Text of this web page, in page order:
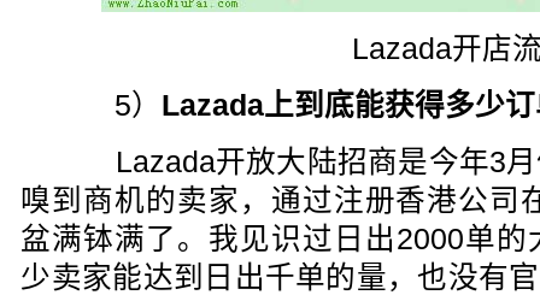
Lazada开店
5） Lazada上到底能获得多少
Lazada开放大陆招商是今年3月
嗅到商机的卖家，通过注册香港公司
盆满钵满了。我见识过日出2000单
少卖家能达到日出千单的量，也没有